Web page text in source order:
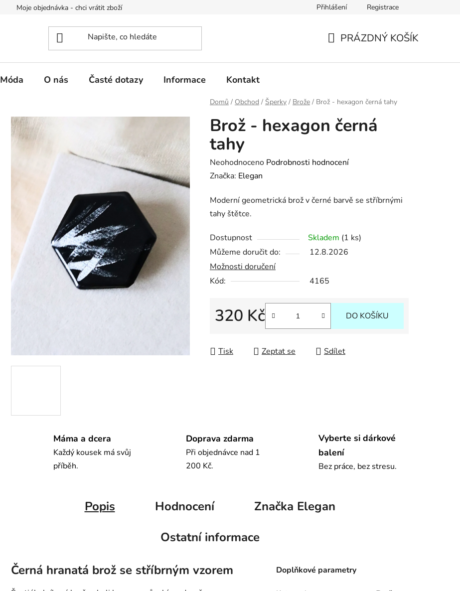
Moje objednávka - chci vrátit zboží Podmínky ochrany osobních údajů Ověřování recenzí
Přihlášení Registrace
PRÁZDNÝ KOŠÍK
Móda O nás Časté dotazy Informace Kontakt
Domů / Obchod / Šperky / Brože / Brož - hexagon černá tahy
Brož - hexagon černá
tahy
Průměrné
hodnocení
je
0,0
5
hvězdiček.
Neohodnoceno Podrobnosti hodnocení
Značka: Elegan
Moderní geometrická brož v černé barvě se stříbrnými
tahy štětce.
Dostupnost Skladem (1 ks)
Můžeme doručit do:
12.8.2026
Možnosti doručení
Kód:
4165
320 Kč DO KOŠÍKU
Tisk Zeptat se Sdílet
Máma a dcera
Každý kousek má svůj
příběh.
Doprava zdarma
Při objednávce nad 1
200 Kč.
Vyberte si dárkové
balení
Bez práce, bez stresu.
Popis Hodnocení Značka Elegan
Ostatní informace
Černá hranatá brož se stříbrným vzorem Doplňkové parametry